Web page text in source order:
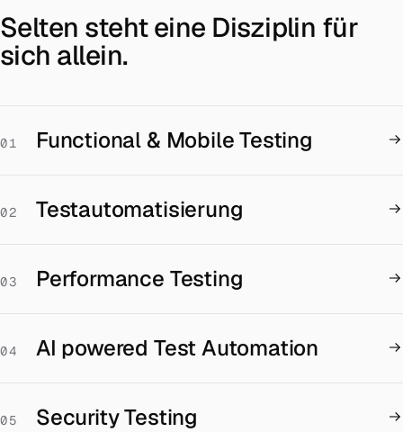
Selten steht eine Disziplin für
sich allein.
01 Functional & Mobile Testing
02 Testautomatisierung
03 Performance Testing
04 AI powered Test Automation
05 Security Testing